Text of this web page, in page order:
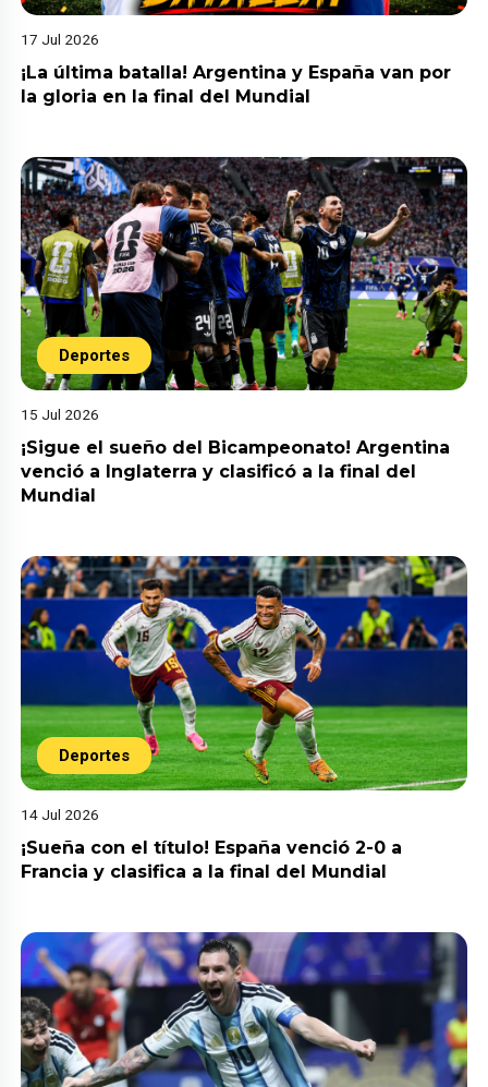
17 Jul 2026
¡La última batalla! Argentina y España van por
la gloria en la final del Mundial
Deportes
15 Jul 2026
¡Sigue el sueño del Bicampeonato! Argentina
venció a Inglaterra y clasificó a la final del
Mundial
Deportes
14 Jul 2026
¡Sueña con el título! España venció 2-0 a
Francia y clasifica a la final del Mundial